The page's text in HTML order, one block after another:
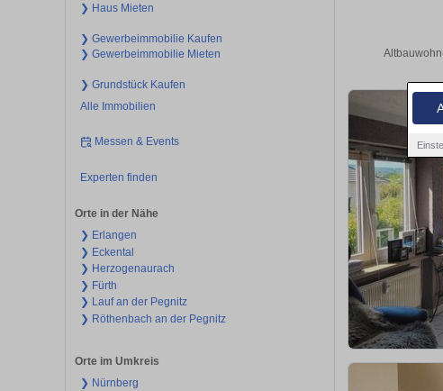
❯ Haus Mieten
❯ Gewerbeimmobilie Kaufen
❯ Gewerbeimmobilie Mieten
❯ Grundstück Kaufen
Alle Immobilien
Messen & Events
Experten finden
Orte in der Nähe
❯ Erlangen
❯ Eckental
❯ Herzogenaurach
❯ Fürth
❯ Lauf an der Pegnitz
❯ Röthenbach an der Pegnitz
Orte im Umkreis
❯ Nürnberg